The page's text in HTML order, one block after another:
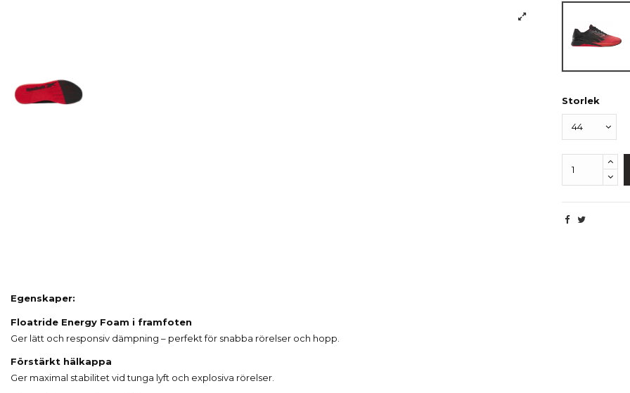
Storlek
Egenskaper:
Floatride Energy Foam i framfoten
Ger lätt och responsiv dämpning – perfekt för snabba rörelser och hopp.
Förstärkt hälkappa
Ger maximal stabilitet vid tunga lyft och explosiva rörelser.